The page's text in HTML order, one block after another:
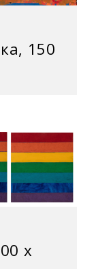
150
х